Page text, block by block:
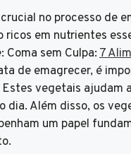
no processo de
ricos em nutrientes
Coma sem Culpa:7
de emagrecer, é
vegetais ajudam
dia. Além disso, os
um papel